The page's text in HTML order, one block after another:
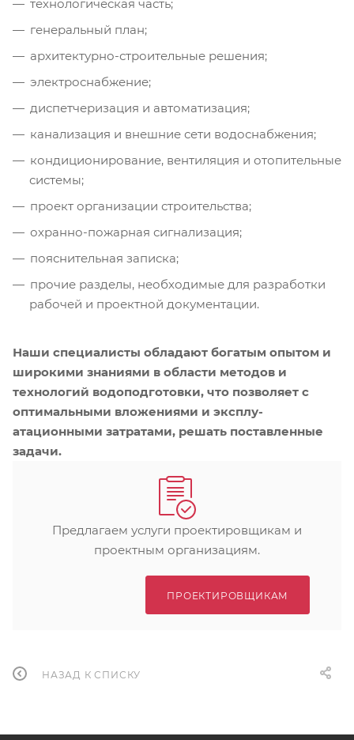
технологическая часть;
генеральный план;
архитектурно-строительные решения;
электроснабжение;
диспетчеризация и автоматизация;
канализация и внешние сети водоснабжения;
кондиционирование, вентиляция и отопительные
системы;
проект организации строительства;
охранно-пожарная сигнализация;
пояснительная записка;
прочие разделы, необходимые для разработки
рабочей и проектной документации.
Наши специалисты обладают богатым опытом и
широкими знаниями в области методов и
технологий водоподготовки, что позволяет с
оптимальными вложениями и эксплу­
атационными затратами, решать поставленные
задачи.
Предлагаем услуги проектировщикам и
проектным организациям.
ПРОЕКТИРОВЩИКАМ
НАЗАД К СПИСКУ